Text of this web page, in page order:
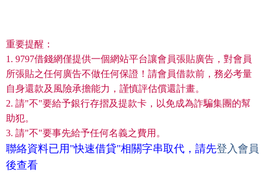
重要提醒：
1. 9797借錢網僅提供一個網站平台讓會員張貼廣告，對會員
所張貼之任何廣告不做任何保證！請會員借款前，務必考量
自身還款及風險承擔能力，謹慎評估償還計畫。
2. 請"不"要給予銀行存摺及提款卡，以免成為詐騙集團的幫
助犯。
3. 請"不"要事先給予任何名義之費用。
聯絡資料已用"快速借貸"相關字串取代，請先登入會員
後查看